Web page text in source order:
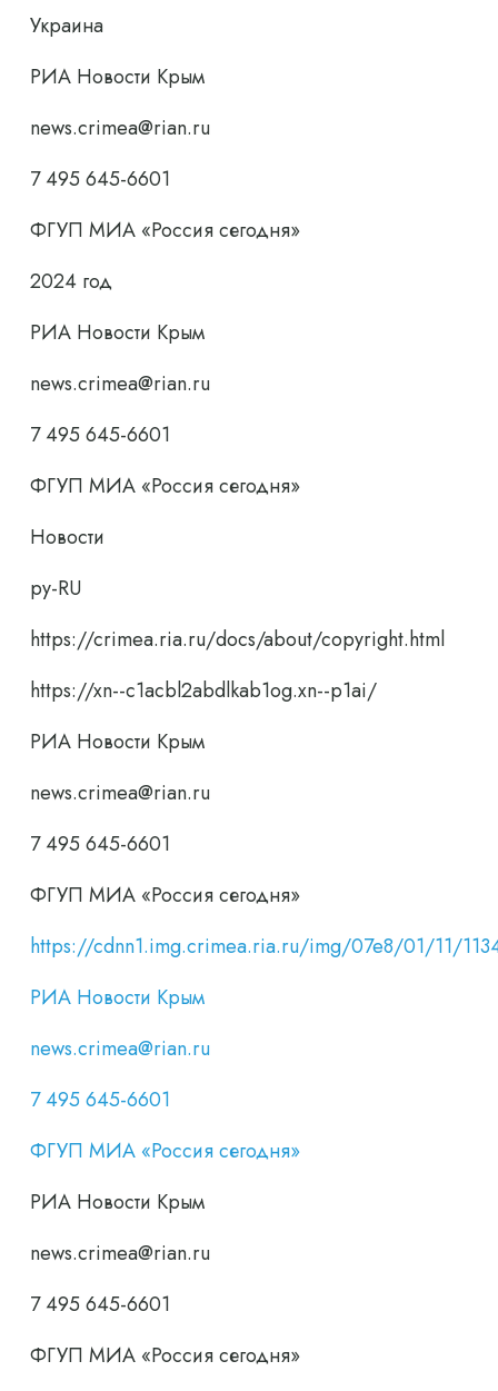
Украина
РИА Новости Крым
news.crimea@rian.ru
7 495 645-6601
ФГУП МИА «Россия сегодня»
2024 год
РИА Новости Крым
news.crimea@rian.ru
7 495 645-6601
ФГУП МИА «Россия сегодня»
Новости
ру-RU
https://crimea.ria.ru/docs/about/copyright.html
https://xn--c1acbl2abdlkab1og.xn--p1ai/
РИА Новости Крым
news.crimea@rian.ru
7 495 645-6601
ФГУП МИА «Россия сегодня»
https://cdnn1.img.crimea.ria.ru/img/07e8/01/11/
РИА Новости Крым
news.crimea@rian.ru
7 495 645-6601
ФГУП МИА «Россия сегодня»
РИА Новости Крым
news.crimea@rian.ru
7 495 645-6601
ФГУП МИА «Россия сегодня»